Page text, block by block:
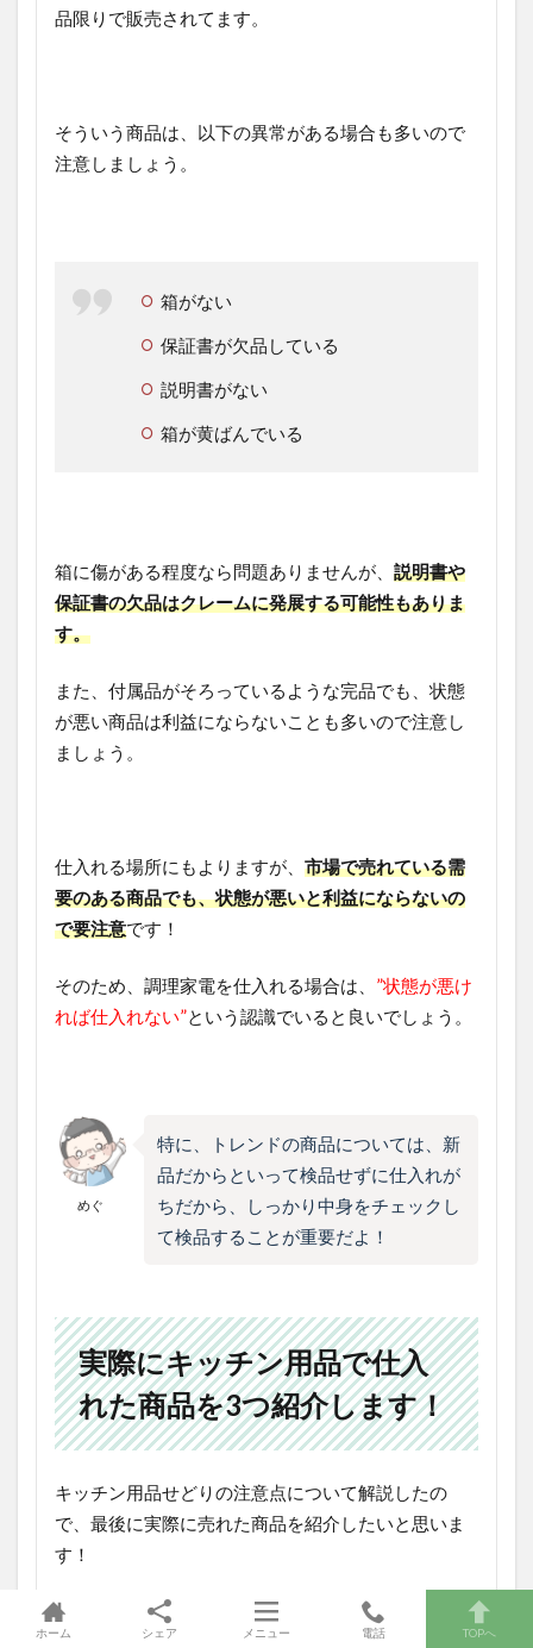
品限りで販売されてます。
そういう商品は、以下の異常がある場合も多いので
注意しましょう。
箱がない
保証書が欠品している
説明書がない
箱が黄ばんでいる
箱に傷がある程度なら問題ありませんが、 説明書や
保証書の欠品はクレームに発展する可能性もありま
す。
また、付属品がそろっているような完品でも、状態
が悪い商品は利益にならないことも多いので注意し
ましょう。
仕入れる場所にもよりますが、 市場で売れている需
要のある商品でも、状態が悪いと利益にならないの
で要注意です！
そのため、調理家電を仕入れる場合は、 ”状態が悪け
れば仕入れない”という認識でいると良いでしょう。
めぐ
特に、トレンドの商品については、新
品だからといって検品せずに仕入れが
ちだから、しっかり中身をチェックし
て検品することが重要だよ！
実際にキッチン用品で仕入
れた商品を3つ紹介します！
キッチン用品せどりの注意点について解説したの
で、最後に実際に売れた商品を紹介したいと思いま
す！
キッチン用品を仕入れる際は、家電系をメインで仕
入れることが多いのですが、中には実用性のある水
ホーム シェア メニュー 電話 TOPへ